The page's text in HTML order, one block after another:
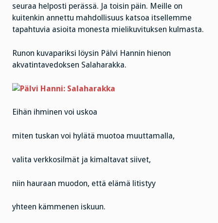
seuraa helposti perässä. Ja toisin päin. Meille on
kuitenkin annettu mahdollisuus katsoa itsellemme
tapahtuvia asioita monesta mielikuvituksen kulmasta.
Runon kuvapariksi löysin Pälvi Hannin hienon
akvatintavedoksen Salaharakka.
Eihän ihminen voi uskoa
miten tuskan voi hylätä muotoa muuttamalla,
valita verkkosilmät ja kimaltavat siivet,
niin hauraan muodon, että elämä litistyy
yhteen kämmenen iskuun.